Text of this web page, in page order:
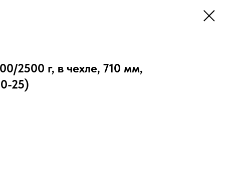
2500 г, в чехле, 710 мм,
25)